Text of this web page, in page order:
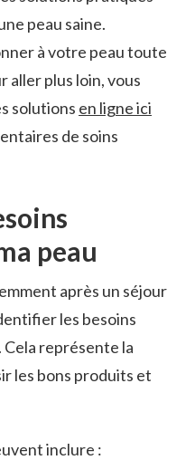
peau saine.
à votre peau toute
aller plus loin, vous
solutions en ligne ici
de soins
peau
après un séjour
les besoins
représente la
les bons produits et
inclure :